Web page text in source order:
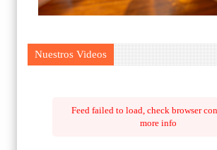
Nuestros Videos
Feed failed to load, check browser
more info